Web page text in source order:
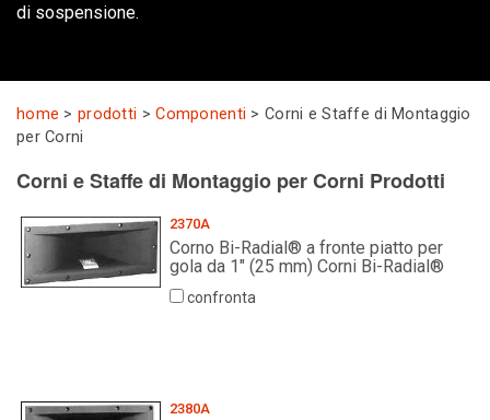
di sospensione.
home >prodotti >Componenti > Corni e Staffe di Montaggio
per Corni
Corni e Staffe di Montaggio per Corni Prodotti
2370A
Corno Bi-Radial® a fronte piatto per
gola da 1" (25 mm) Corni Bi-Radial®
confronta
2380A